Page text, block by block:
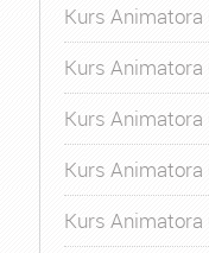
Kurs Animatora
Kurs Animatora
Kurs Animatora
Kurs Animatora
Kurs Animatora